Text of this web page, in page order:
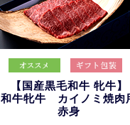
【国産黒毛和牛 牝牛】
和牛牝牛 カイノミ焼肉
赤身